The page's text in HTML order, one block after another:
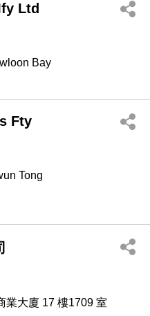
Ltd
Bay
Fty
Tong
業大廈 17 樓1709 室